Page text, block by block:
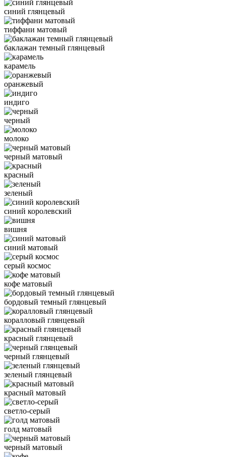
синий глянцевый
тиффани матовый
баклажан темный глянцевый
карамель
оранжевый
индиго
черный
молоко
черный матовый
красный
зеленый
синий королевский
вишня
синий матовый
серый космос
кофе матовый
бордовый темный глянцевый
коралловый глянцевый
красный глянцевый
черный глянцевый
зеленый глянцевый
красный матовый
светло-серый
голд матовый
черный матовый